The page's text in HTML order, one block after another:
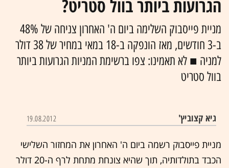
הגרועות ביותר בוול סטריט?
מניית פייסבוק השלימה ביום ה' האחרון צניחה של 48%
ב-3 חודשים, מאז הונפקה ב-18 במאי במחיר של 38 דולר
למניה ■ לא תאמינו: צפו ברשימת המניות הגרועות ביותר
בוול סטריט
גיא קצוביץ' 19.08.2012
מניית פייסבוק רשמה ביום ה' האחרון את המחזור השלישי
הכבד בתולדותיה, תוך שהיא צונחת מתחת לרף ה-20 דולר